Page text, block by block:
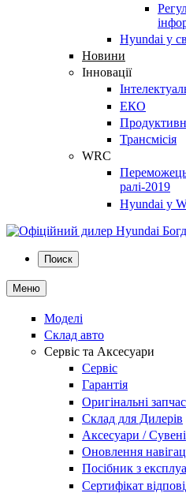
Hyundai у
Новини
Інновації
ЕКО
Трансмісія
WRC
Переможець
ралі-2019
Hyundai у
Поиск
Меню
Моделі
Склад авто
Сервіс та Аксесуари
Сервіс
Гарантія
Оригінальні
Склад для Дилерів
Аксесуари /
Оновлення
Посібник з
Сертифікат